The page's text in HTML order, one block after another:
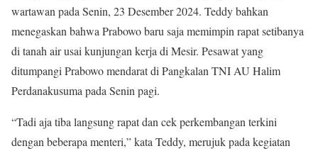
wartawan pada Senin, 23 Desember 2024. Teddy bahkan
menegaskan bahwa Prabowo baru saja memimpin rapat setibanya
di tanah air usai kunjungan kerja di Mesir. Pesawat yang
ditumpangi Prabowo mendarat di Pangkalan TNI AU Halim
Perdanakusuma pada Senin pagi.
“Tadi aja tiba langsung rapat dan cek perkembangan terkini
dengan beberapa menteri,” kata Teddy, merujuk pada kegiatan